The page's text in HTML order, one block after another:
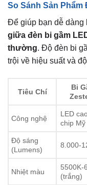
So Sánh Sản Phẩm
Để giúp bạn dễ
giữa đèn bi gầm
thường. Độ đèn bi
trội về hiệu suất và
Tiêu Chí
Bi
Công nghệ
LED
chip Mỹ
Độ sáng
(Lumens)
8.000-
Nhiệt màu
5500K-
(trắng)